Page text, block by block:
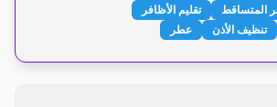
المتساقط
تقليم الأظافر
تنظيف الأذن عطر